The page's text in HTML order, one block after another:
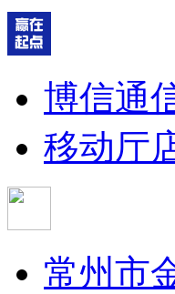
博信通
移动厅
常州市